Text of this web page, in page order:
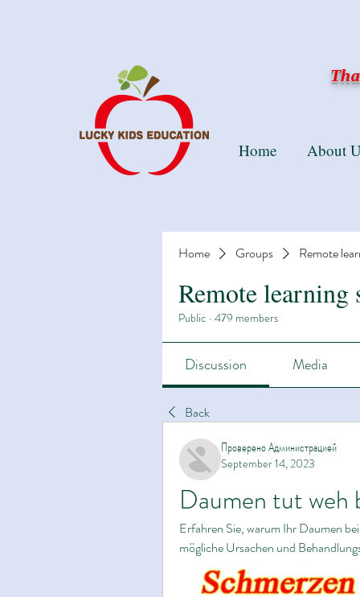
Home Groups Remote
Remote learning
Public · 479 members
Discussion Media
Back
Проверено Администрацией
September 14, 2023
Daumen tut weh
Erfahren Sie, warum Ihr Daumen
mögliche Ursachen und
Home About